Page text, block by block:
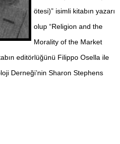
ötesi)” isimli kitabın yazarı
olup “Religion and the
Morality of the Market
editörlüğünü Filippo Osella ile
Derneği’nin Sharon Stephens